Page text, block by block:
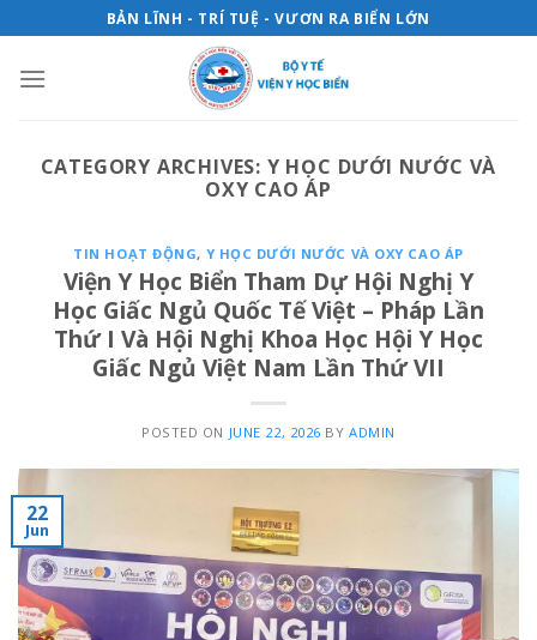
to
content
BẢN LĨNH - TRÍ TUỆ - VƯƠN RA BIỂN LỚN
CATEGORY ARCHIVES: Y HỌC DƯỚI NƯỚC VÀ
OXY CAO ÁP
TIN HOẠT ĐỘNG, Y HỌC DƯỚI NƯỚC VÀ OXY CAO ÁP
Viện Y Học Biển Tham Dự Hội Nghị Y
Học Giấc Ngủ Quốc Tế Việt – Pháp Lần
Thứ I Và Hội Nghị Khoa Học Hội Y Học
Giấc Ngủ Việt Nam Lần Thứ VII
POSTED ON JUNE 22, 2026 BYADMIN
22
Jun